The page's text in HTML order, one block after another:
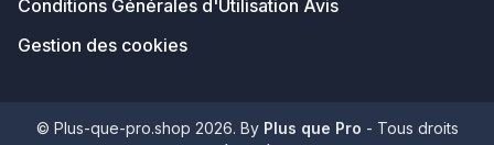
Conditions Générales d'Utilisation Avis
Gestion des cookies
© Plus-que-pro.shop 2026. By Plus que Pro - Tous droits